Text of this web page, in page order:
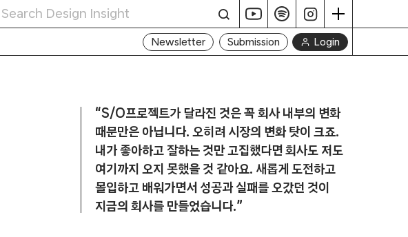
Newsletter Submission Login
“S/O프로젝트가 달라진 것은 꼭 회사 내부의 변화
때문만은 아닙니다. 오히려 시장의 변화 탓이 크죠.
내가 좋아하고 잘하는 것만 고집했다면 회사도 저도
여기까지 오지 못했을 것 같아요. 새롭게 도전하고
몰입하고 배워가면서 성공과 실패를 오갔던 것이
지금의 회사를 만들었습니다.”